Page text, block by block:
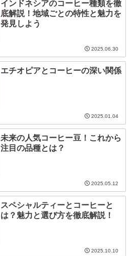
インドネシアのコーヒー種類を徹
底解説！地域ごとの特性と魅力を
発見しよう
2025.06.30
エチオピアとコーヒーの深い関係
2025.01.04
未来の人気コーヒー豆！これから
注目の品種とは？
2025.05.12
スペシャルティーとコーヒーと
は？魅力と選び方を徹底解説！
2025.10.10